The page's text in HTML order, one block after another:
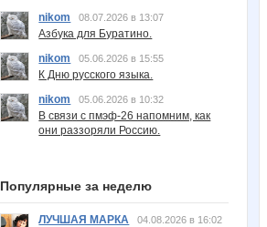
nikom
08.07.2026 в 13:07
Азбука для Буратино.
nikom
05.06.2026 в 15:55
К Дню русского языка.
nikom
05.06.2026 в 10:32
В связи с пмэф-26 напомним, как
они раззоряли Россию.
Популярные за неделю
ЛУЧШАЯ МАРКА 04.08.2026 в 16:02